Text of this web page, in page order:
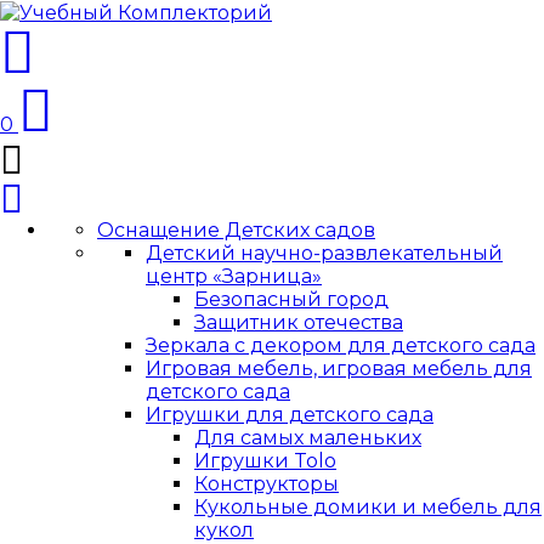
0
Оснащение Детских садов
Детский научно-развлекательный
центр «Зарница»
Безопасный город
Защитник отечества
Зеркала с декором для детского сада
Игровая мебель, игровая мебель для
детского сада
Игрушки для детского сада
Для самых маленьких
Игрушки Tolo
Конструкторы
Кукольные домики и мебель для
кукол